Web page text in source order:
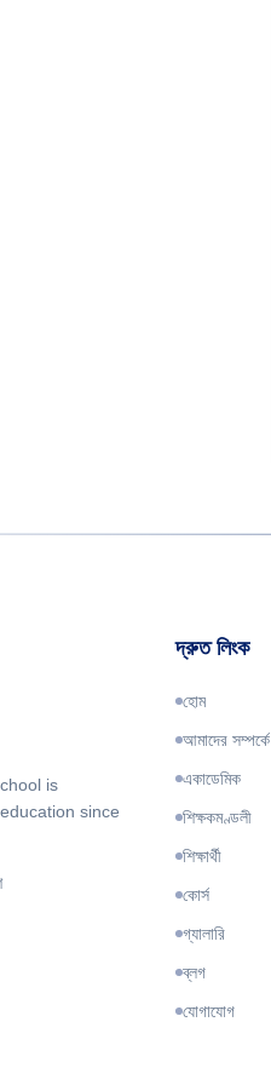
is
since
দ্রুত লিংক
হোম
আমাদের সম্পর্কে
একাডেমিক
শিক্ষকমণ্ডলী
শিক্ষার্থী
কোর্স
গ্যালারি
ব্লগ
যোগাযোগ